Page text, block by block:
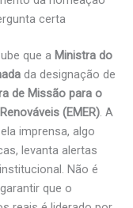
certa
que a Ministra do
da designação de
de Missão para o
(EMER). A
imprensa, algo
levanta alertas
Não é
que o